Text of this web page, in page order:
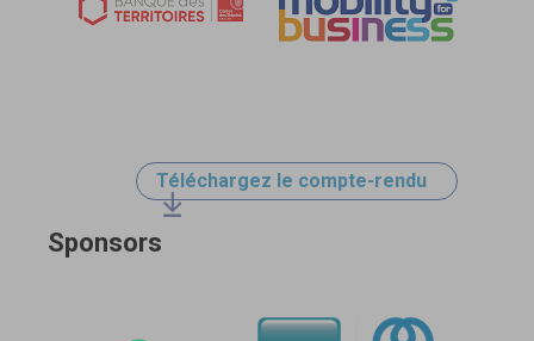
Téléchargez le compte-rendu
Sponsors